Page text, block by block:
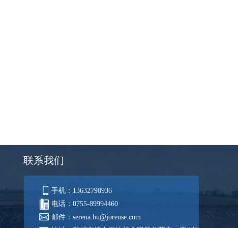
联系我们
手机： 13632798936
电话： 0755-89994460
邮件： serena.hu@jorense.com